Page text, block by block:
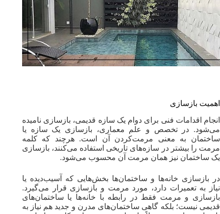
اهمیت بازسازی
انجام اقدامات فنی برای دوام یک سازه‌ ‌قدیمی، بازسازی نامیده
می‌شود. در تخصص و علم معماری، بازسازی یک سازه یا
ساختمان به معنی مرمت‌کردن آن است. هرچند که کلمه
مرمت‌ را بیشتر در سازه‌های تاریخی استفاده می‌کنند، بازسازی
یک ساختمان نیز همان مرمت آن محسوب می‌شود.
در بازسازی خانه‌ها و ساختمان‌ها بخش‌هایی که آسیب‌دیده یا
نیاز به تعمیرات دارد، مورد مرمت و بازسازی قرار می‌گیرد.
بازسازی و مرمت فقط در رابطه با خانه‌ها یا ساختمان‌های
قدیمی نیست؛ بلکه گاهی ساختمان‌های مدرن و جدید هم نیاز به